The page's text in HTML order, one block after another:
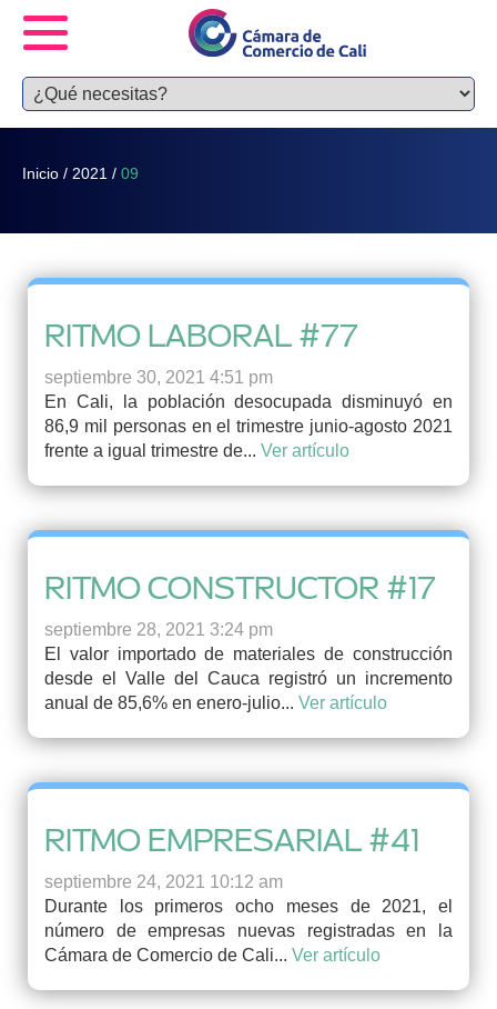
Inicio / 2021 / 09
RITMO LABORAL #77
septiembre 30, 2021 4:51 pm
En Cali, la población desocupada disminuyó en
86,9 mil personas en el trimestre junio-agosto 2021
frente a igual trimestre de... Ver artículo
RITMO CONSTRUCTOR #17
septiembre 28, 2021 3:24 pm
El valor importado de materiales de construcción
desde el Valle del Cauca registró un incremento
anual de 85,6% en enero-julio... Ver artículo
RITMO EMPRESARIAL #41
septiembre 24, 2021 10:12 am
Durante los primeros ocho meses de 2021, el
número de empresas nuevas registradas en la
Cámara de Comercio de Cali... Ver artículo